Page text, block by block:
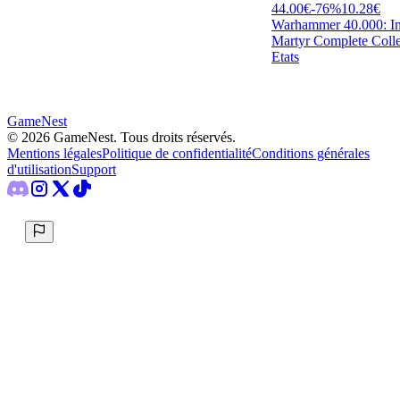
44.00€-76%10.28€
Warhammer 40.000:
Martyr Complete
Etats
GameNest
© 2026 GameNest. Tous droits réservés.
Mentions légalesPolitique de confidentialitéConditions générales
d'utilisationSupport